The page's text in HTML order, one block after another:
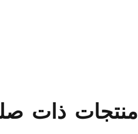
منتجات ذات